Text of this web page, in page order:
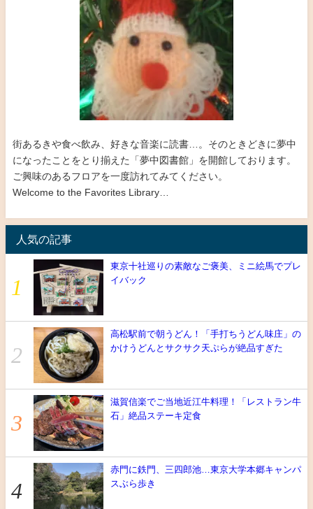
街あるきや食べ飲み、好きな音楽に読書…。そのときどきに夢中
になったことをとり揃えた「夢中図書館」を開館しております。
ご興味のあるフロアを一度訪れてみてください。
Welcome to the Favorites Library…
人気の記事
東京十社巡りの素敵なご褒美、ミニ絵馬でプレ
イバック
高松駅前で朝うどん！「手打ちうどん味庄」の
かけうどんとサクサク天ぷらが絶品すぎた
滋賀信楽でご当地近江牛料理！「レストラン牛
石」絶品ステーキ定食
赤門に鉄門、三四郎池…東京大学本郷キャンパ
スぶら歩き